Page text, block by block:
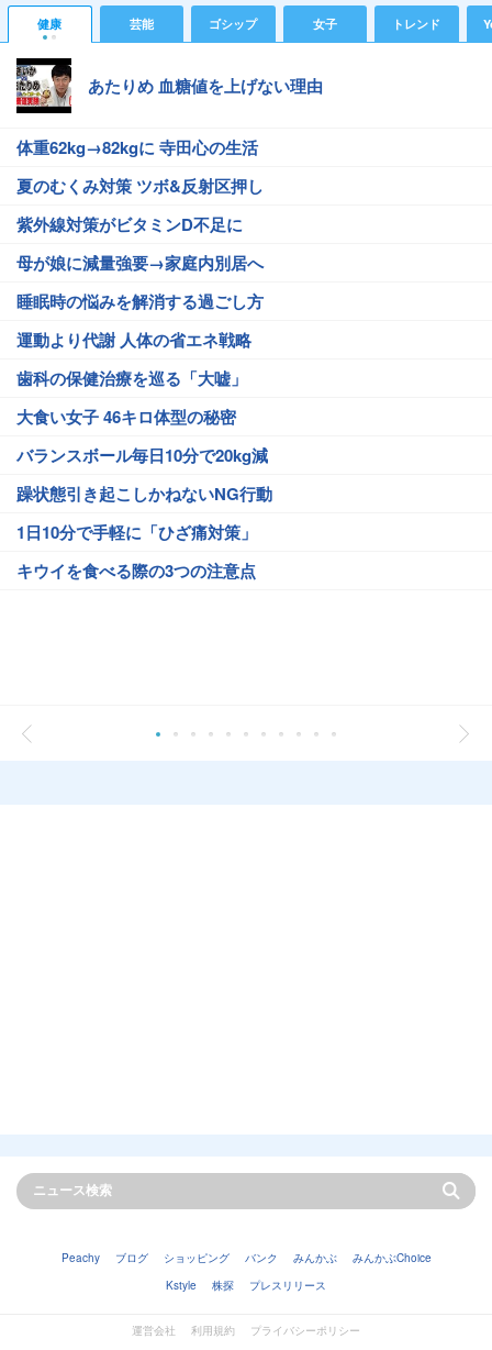
健康 芸能 ゴシップ 女子 トレンド
あたりめ 血糖値を上げない理由
体重62kg→82kgに 寺田心の生活
夏のむくみ対策 ツボ&反射区押し
紫外線対策がビタミンD不足に
母が娘に減量強要→家庭内別居へ
睡眠時の悩みを解消する過ごし方
運動より代謝 人体の省エネ戦略
歯科の保健治療を巡る「大嘘」
大食い女子 46キロ体型の秘密
バランスボール毎日10分で20kg減
躁状態引き起こしかねないNG行動
1日10分で手軽に「ひざ痛対策」
キウイを食べる際の3つの注意点
Peachy ブログ ショッピング バンク みんかぶ
みんかぶChoice
Kstyle
株探 プレスリリース
運営会社 利用規約
プライバシーポリシー